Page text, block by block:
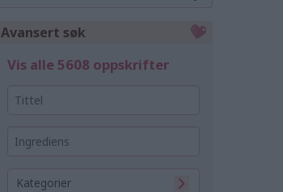
Avansert søk
Vis alle 5608 oppskrifter
Kategorier